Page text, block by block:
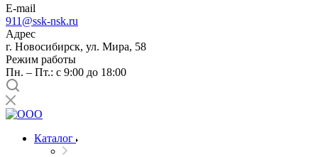
E-mail
911@ssk-nsk.ru
Адрес
г. Новосибирск, ул. Мира, 58
Режим работы
Пн. – Пт.: с 9:00 до 18:00
Каталог